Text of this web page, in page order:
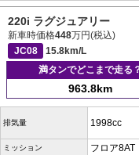
220i ラグジュアリー
新車時価格448万円(税込)
JC08
15.8km/L
満タンでどこまで走る
963.8km
排気量 1998cc
ミッション フロア8AT